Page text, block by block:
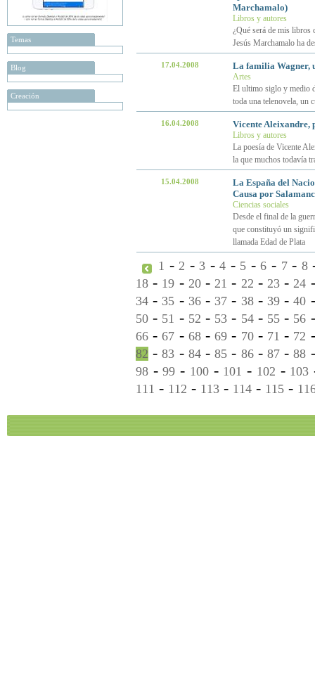
Temas
Blog
Creación
Marchamalo)
Libros y autores
¿Qué será de mis libros
Jesús Marchamalo ha
17.04.2008 La familia Wagner,
Artes
El ultimo siglo y medio
toda una telenovela, un
16.04.2008 Vicente Aleixandre,
Libros y autores
La poesía de Vicente
la que muchos todavía
15.04.2008
La España del
Causa por
Ciencias sociales
Desde el final de la
que constituyó un
llamada Edad de Plata
1 -2 - 3 -4 - 5 -6 - 7- 8
18 - 19 - 20-21 - 22 - 23-24
34 - 35 - 36- 37 - 38- 39-40
50 - 51 - 52 - 53 - 54- 55- 56
66 -67 - 68-69 - 70- 71 - 72
82 -83 - 84-85 - 86- 87-88
98 -99 - 100- 101 - 102 - 103
111 - 112 - 113 - 114 - 115 -